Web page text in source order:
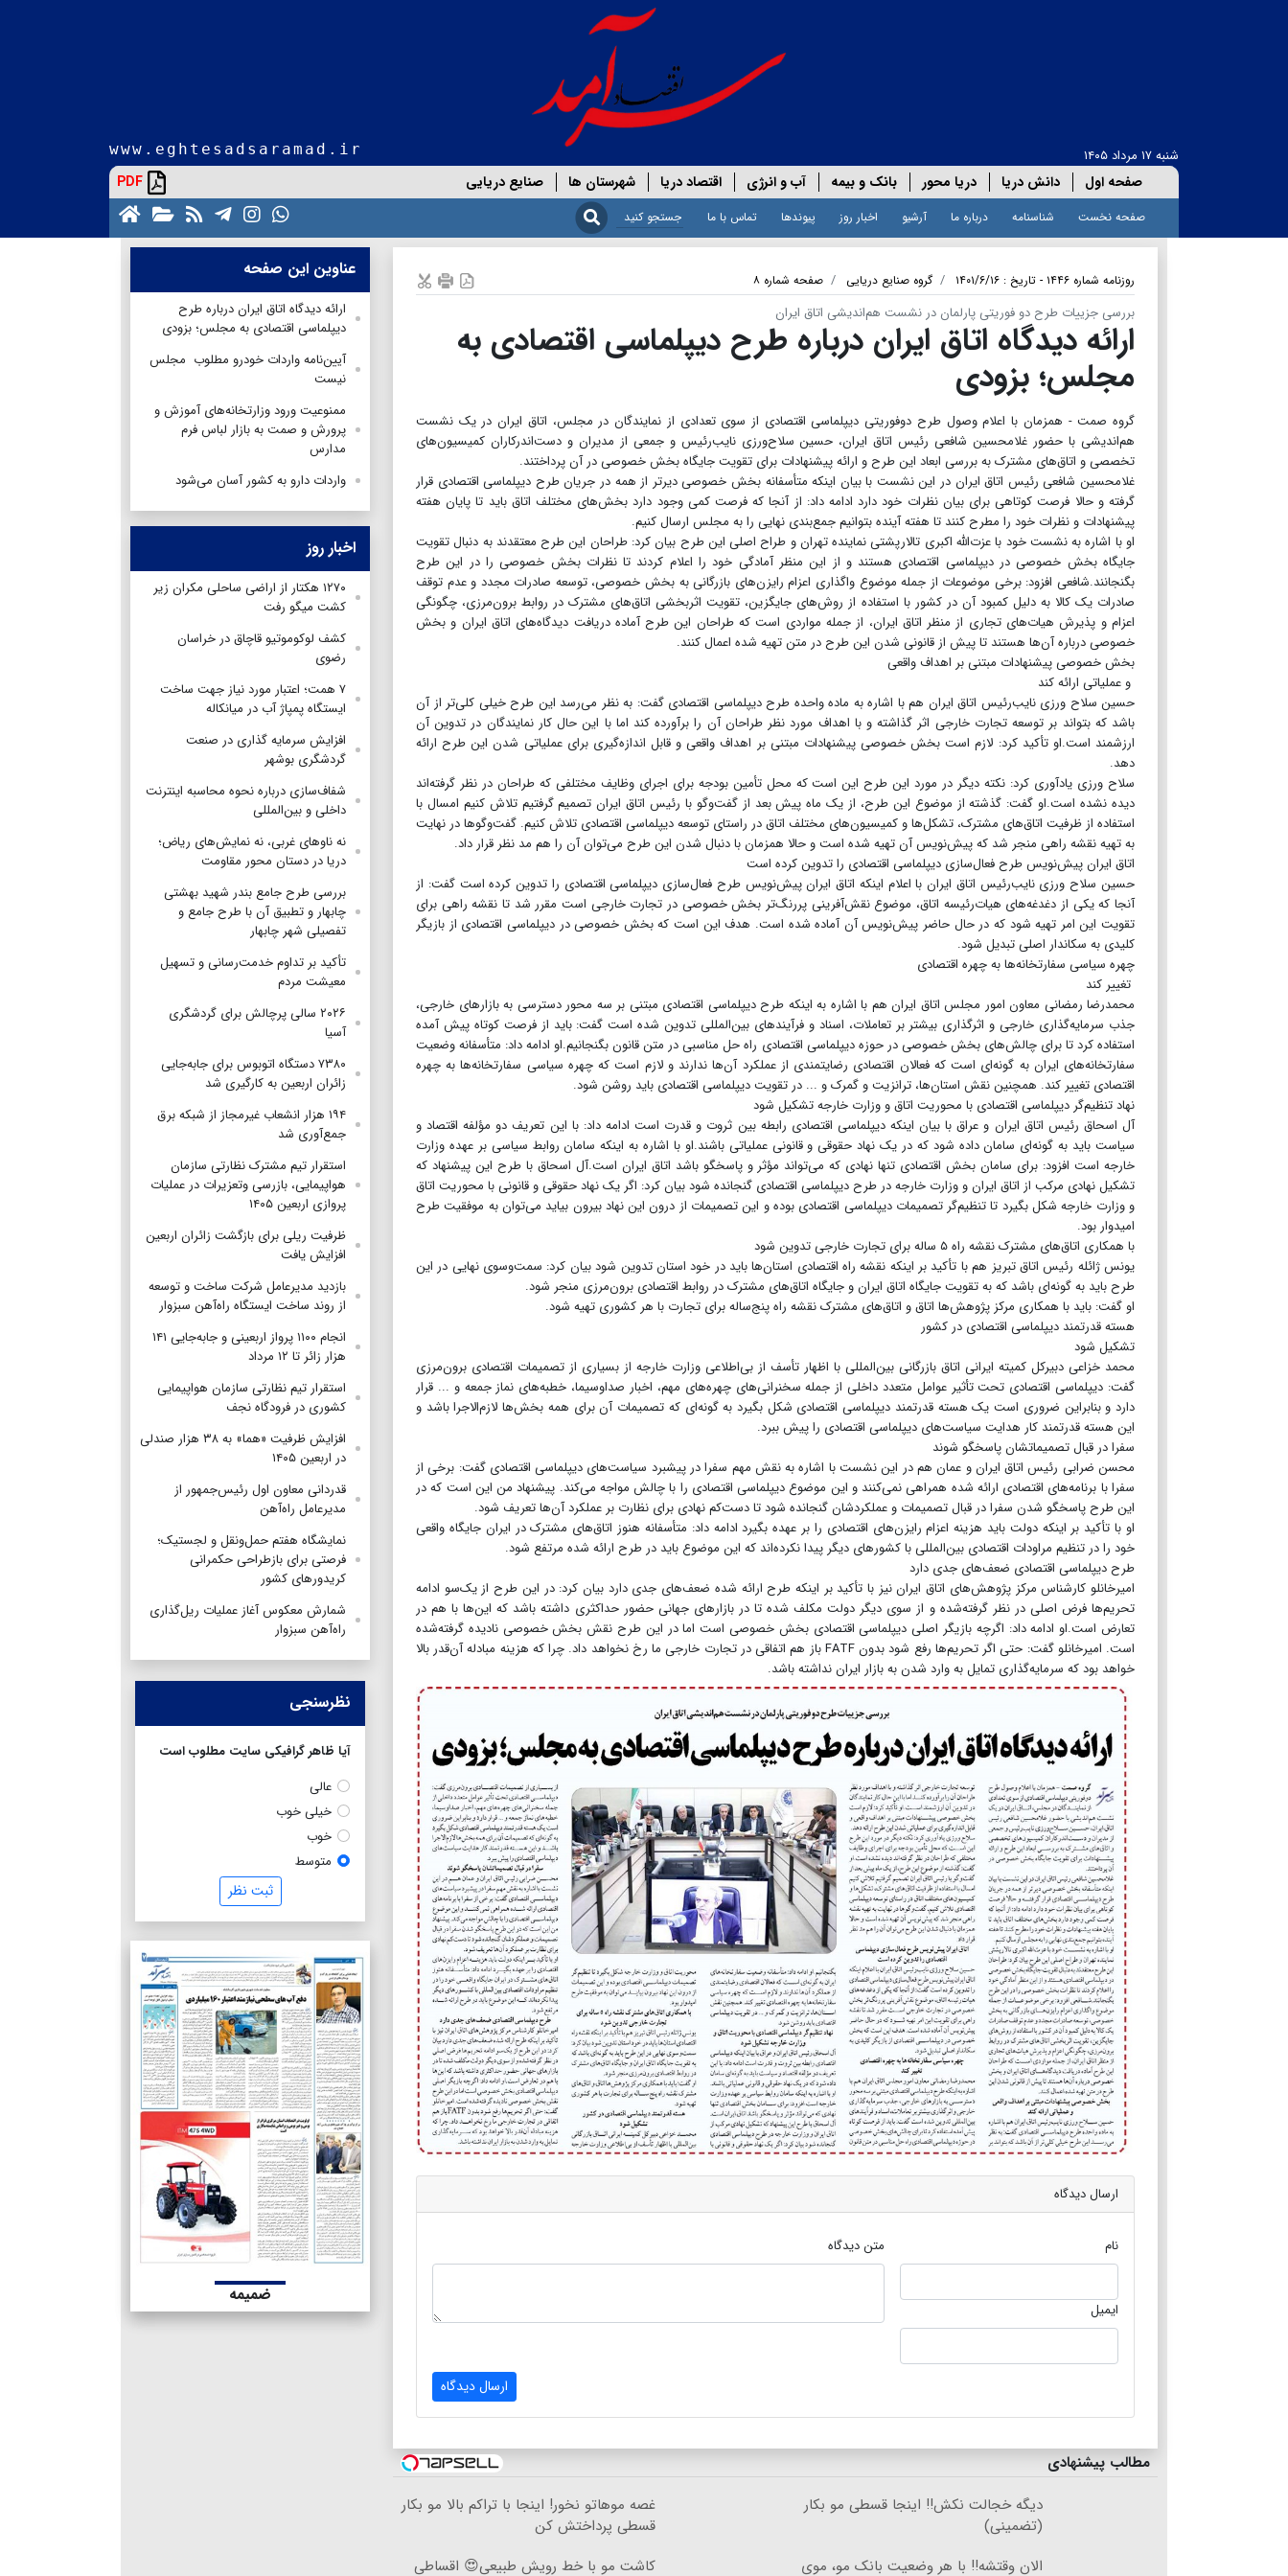
شنبه ۱۷ مرداد ۱۴۰۵ www.eghtesadsaramad.ir
صفحه اول دانش دریا دریا محور بانک و بیمه آب و انرژی اقتصاد دریا شهرستان ها صنایع دریایی PDF
صفحه نخست شناسنامه درباره ما آرشیو اخبار روز پیوندها تماس با ما
روزنامه شماره ۱۴۴۶ - تاریخ : ۱۴۰۱/۶/۱۶ گروه صنایع دریایی صفحه شماره ۸
بررسی جزییات طرح دو فوریتی پارلمان در نشست هم‌اندیشی اتاق ایران
ارائه دیدگاه اتاق ایران درباره طرح دیپلماسی اقتصادی به
مجلس؛ بزودی
گروه صمت - همزمان با اعلام وصول طرح دوفوریتی دیپلماسی اقتصادی از سوی تعدادی از نمایندگان در مجلس، اتاق ایران در یک نشست
هم‌اندیشی با حضور غلامحسین شافعی رئیس اتاق ایران، حسین سلاح‌ورزی نایب‌رئیس و جمعی از مدیران و دست‌اندرکاران کمیسیون‌های
تخصصی و اتاق‌های مشترک به بررسی ابعاد این طرح و ارائه پیشنهادات برای تقویت جایگاه بخش خصوصی در آن پرداختند.
غلامحسین شافعی رئیس اتاق ایران در این نشست با بیان اینکه متأسفانه بخش خصوصی دیرتر از همه در جریان طرح دیپلماسی اقتصادی قرار
گرفته و حالا فرصت کوتاهی برای بیان نظرات خود دارد ادامه داد: از آنجا که فرصت کمی وجود دارد بخش‌های مختلف اتاق باید تا پایان هفته
پیشنهادات و نظرات خود را مطرح کنند تا هفته آینده بتوانیم جمع‌بندی نهایی را به مجلس ارسال کنیم.
او با اشاره به نشست خود با عزت‌الله اکبری تالارپشتی نماینده تهران و طراح اصلی این طرح بیان کرد: طراحان این طرح معتقدند به دنبال تقویت
جایگاه بخش خصوصی در دیپلماسی اقتصادی هستند و از این منظر آمادگی خود را اعلام کردند تا نظرات بخش خصوصی را در این طرح
بگنجانند.شافعی افزود: برخی موضوعات از جمله موضوع واگذاری اعزام رایزن‌های بازرگانی به بخش خصوصی، توسعه صادرات مجدد و عدم توقف
صادرات یک کالا به دلیل کمبود آن در کشور با استفاده از روش‌های جایگزین، تقویت اثربخشی اتاق‌های مشترک در روابط برون‌مرزی، چگونگی
اعزام و پذیرش هیات‌های تجاری از منظر اتاق ایران، از جمله مواردی است که طراحان این طرح آماده دریافت دیدگاه‌های اتاق ایران و بخش
خصوصی درباره آن‌ها هستند تا پیش از قانونی شدن این طرح در متن تهیه شده اعمال کنند.
بخش خصوصی پیشنهادات مبتنی بر اهداف واقعی
و عملیاتی ارائه کند
حسین سلاح ورزی نایب‌رئیس اتاق ایران هم با اشاره به ماده واحده طرح دیپلماسی اقتصادی گفت: به نظر می‌رسد این طرح خیلی کلی‌تر از آن
باشد که بتواند بر توسعه تجارت خارجی اثر گذاشته و با اهداف مورد نظر طراحان آن را برآورده کند اما با این حال کار نمایندگان در تدوین آن
ارزشمند است.او تأکید کرد: لازم است بخش خصوصی پیشنهادات مبتنی بر اهداف واقعی و قابل اندازه‌گیری برای عملیاتی شدن این طرح ارائه
دهد.
سلاح ورزی یادآوری کرد: نکته دیگر در مورد این طرح این است که محل تأمین بودجه برای اجرای وظایف مختلفی که طراحان در نظر گرفته‌اند
دیده نشده است.او گفت: گذشته از موضوع این طرح، از یک ماه پیش بعد از گفت‌وگو با رئیس اتاق ایران تصمیم گرفتیم تلاش کنیم امسال با
استفاده از ظرفیت اتاق‌های مشترک، تشکل‌ها و کمیسیون‌های مختلف اتاق در راستای توسعه دیپلماسی اقتصادی تلاش کنیم. گفت‌وگوها در نهایت
به تهیه نقشه راهی منجر شد که پیش‌نویس آن تهیه شده است و حالا همزمان با دنبال شدن این طرح می‌توان آن را هم مد نظر قرار داد.
اتاق ایران پیش‌نویس طرح فعال‌سازی دیپلماسی اقتصادی را تدوین کرده است
حسین سلاح ورزی نایب‌رئیس اتاق ایران با اعلام اینکه اتاق ایران پیش‌نویس طرح فعال‌سازی دیپلماسی اقتصادی را تدوین کرده است گفت: از
آنجا که یکی از دغدغه‌های هیات‌رئیسه اتاق، موضوع نقش‌آفرینی پررنگ‌تر بخش خصوصی در تجارت خارجی است مقرر شد تا نقشه راهی برای
تقویت این امر تهیه شود که در حال حاضر پیش‌نویس آن آماده شده است. هدف این است که بخش خصوصی در دیپلماسی اقتصادی از بازیگر
کلیدی به سکاندار اصلی تبدیل شود.
چهره سیاسی سفارتخانه‌ها به چهره اقتصادی
تغییر کند
محمدرضا رمضانی معاون امور مجلس اتاق ایران هم با اشاره به اینکه طرح دیپلماسی اقتصادی مبتنی بر سه محور دسترسی به بازارهای خارجی،
جذب سرمایه‌گذاری خارجی و اثرگذاری بیشتر بر تعاملات، اسناد و فرآیندهای بین‌المللی تدوین شده است گفت: باید از فرصت کوتاه پیش آمده
استفاده کرد تا برای چالش‌های بخش خصوصی در حوزه دیپلماسی اقتصادی راه حل مناسبی در متن قانون بگنجانیم.او ادامه داد: متأسفانه وضعیت
سفارتخانه‌های ایران به گونه‌ای است که فعالان اقتصادی رضایتمندی از عملکرد آن‌ها ندارند و لازم است که چهره سیاسی سفارتخانه‌ها به چهره
اقتصادی تغییر کند. همچنین نقش استان‌ها، ترانزیت و گمرک و ... در تقویت دیپلماسی اقتصادی باید روشن شود.
نهاد تنظیم‌گر دیپلماسی اقتصادی با محوریت اتاق و وزارت خارجه تشکیل شود
آل اسحاق رئیس اتاق ایران و عراق با بیان اینکه دیپلماسی اقتصادی رابطه بین ثروت و قدرت است ادامه داد: با این تعریف دو مؤلفه اقتصاد و
سیاست باید به گونه‌ای سامان داده شود که در یک نهاد حقوقی و قانونی عملیاتی باشند.او با اشاره به اینکه سامان روابط سیاسی بر عهده وزارت
خارجه است افزود: برای سامان بخش اقتصادی تنها نهادی که می‌تواند مؤثر و پاسخگو باشد اتاق ایران است.آل اسحاق با طرح این پیشنهاد که
تشکیل نهادی مرکب از اتاق ایران و وزارت خارجه در طرح دیپلماسی اقتصادی گنجانده شود بیان کرد: اگر یک نهاد حقوقی و قانونی با محوریت اتاق
و وزارت خارجه شکل بگیرد تا تنظیم‌گر تصمیمات دیپلماسی اقتصادی بوده و این تصمیمات از درون این نهاد بیرون بیاید می‌توان به موفقیت طرح
امیدوار بود.
با همکاری اتاق‌های مشترک نقشه راه ۵ ساله برای تجارت خارجی تدوین شود
یونس ژائله رئیس اتاق تبریز هم با تأکید بر اینکه نقشه راه اقتصادی استان‌ها باید در خود استان تدوین شود بیان کرد: سمت‌وسوی نهایی در این
طرح باید به گونه‌ای باشد که به تقویت جایگاه اتاق ایران و جایگاه اتاق‌های مشترک در روابط اقتصادی برون‌مرزی منجر شود.
او گفت: باید با همکاری مرکز پژوهش‌ها اتاق و اتاق‌های مشترک نقشه راه پنج‌ساله برای تجارت با هر کشوری تهیه شود.
هسته قدرتمند دیپلماسی اقتصادی در کشور
تشکیل شود
محمد خزاعی دبیرکل کمیته ایرانی اتاق بازرگانی بین‌المللی با اظهار تأسف از بی‌اطلاعی وزارت خارجه از بسیاری از تصمیمات اقتصادی برون‌مرزی
گفت: دیپلماسی اقتصادی تحت تأثیر عوامل متعدد داخلی از جمله سخنرانی‌های چهره‌های مهم، اخبار صداوسیما، خطبه‌های نماز جمعه و ... قرار
دارد و بنابراین ضروری است یک هسته قدرتمند دیپلماسی اقتصادی شکل بگیرد به گونه‌ای که تصمیمات آن برای همه بخش‌ها لازم‌الاجرا باشد و
این هسته قدرتمند کار هدایت سیاست‌های دیپلماسی اقتصادی را پیش ببرد.
سفرا در قبال تصمیماتشان پاسخگو شوند
محسن ضرابی رئیس اتاق ایران و عمان هم در این نشست با اشاره به نقش مهم سفرا در پیشبرد سیاست‌های دیپلماسی اقتصادی گفت: برخی از
سفرا با برنامه‌های اقتصادی ارائه شده همراهی نمی‌کنند و این موضوع دیپلماسی اقتصادی را با چالش مواجه می‌کند. پیشنهاد من این است که در
این طرح پاسخگو شدن سفرا در قبال تصمیمات و عملکردشان گنجانده شود تا دست‌کم نهادی برای نظارت بر عملکرد آن‌ها تعریف شود.
او با تأکید بر اینکه دولت باید هزینه اعزام رایزن‌های اقتصادی را بر عهده بگیرد ادامه داد: متأسفانه هنوز اتاق‌های مشترک در ایران جایگاه واقعی
خود را در تنظیم مراودات اقتصادی بین‌المللی با کشورهای دیگر پیدا نکرده‌اند که این موضوع باید در طرح ارائه شده مرتفع شود.
طرح دیپلماسی اقتصادی ضعف‌های جدی دارد
امیرخانلو کارشناس مرکز پژوهش‌های اتاق ایران نیز با تأکید بر اینکه طرح ارائه شده ضعف‌های جدی دارد بیان کرد: در این طرح از یک‌سو ادامه
تحریم‌ها فرض اصلی در نظر گرفته‌شده و از سوی دیگر دولت مکلف شده تا در بازارهای جهانی حضور حداکثری داشته باشد که این‌ها با هم در
تعارض است.او ادامه داد: اگرچه بازیگر اصلی دیپلماسی اقتصادی بخش خصوصی است اما در این طرح نقش بخش خصوصی نادیده گرفته‌شده
است. امیرخانلو گفت: حتی اگر تحریم‌ها رفع شود بدون FATF باز هم اتفاقی در تجارت خارجی ما رخ نخواهد داد. چرا که هزینه مبادله آن‌قدر بالا
خواهد بود که سرمایه‌گذاری تمایل به وارد شدن به بازار ایران نداشته باشد.
ارسال دیدگاه
نام
ایمیل
متن دیدگاه
ارسال دیدگاه
مطالب پیشنهادی
دیگه خجالت نکش‼️ اینجا قسطی مو بکار
(تضمینی)
غصه موهاتو نخور! اینجا با تراکم بالا مو بکار
قسطی پرداختش کن
الان وقتشه‼️ با هر وضعیت بانک مو، موی
کاشت مو با خط رویش طبیعی😍 اقساطی
عناوین این صفحه
ارائه دیدگاه اتاق ایران درباره طرح
دیپلماسی اقتصادی به مجلس؛ بزودی
آیین‌نامه واردات خودرو مطلوب مجلس
نیست
ممنوعیت ورود وزارتخانه‌های آموزش و
پرورش و صمت به بازار لباس فرم
مدارس
واردات دارو به کشور آسان می‌شود
اخبار روز
۱۲۷۰ هکتار از اراضی ساحلی مکران زیر
کشت میگو رفت
کشف لوکوموتیو قاچاق در خراسان
رضوی
۷ همت؛ اعتبار مورد نیاز جهت ساخت
ایستگاه پمپاژ آب در میانکاله
افزایش سرمایه گذاری در صنعت
گردشگری بوشهر
شفاف‌سازی درباره نحوه محاسبه اینترنت
داخلی و بین‌المللی
نه ناوهای غربی، نه نمایش‌های ریاض؛
دریا در دستان محور مقاومت
بررسی طرح جامع بندر شهید بهشتی
چابهار و تطبیق آن با طرح جامع و
تفصیلی شهر چابهار
تأکید بر تداوم خدمت‌رسانی و تسهیل
معیشت مردم
۲۰۲۶ سالی پرچالش برای گردشگری
آسیا
۷۳۸۰ دستگاه اتوبوس برای جابه‌جایی
زائران اربعین به‌ کارگیری شد
۱۹۴ هزار انشعاب غیرمجاز از شبکه برق
جمع‌آوری شد
استقرار تیم مشترک نظارتی سازمان
هواپیمایی، بازرسی وتعزیرات در عملیات
پروازی اربعین ۱۴۰۵
ظرفیت ریلی برای بازگشت زائران اربعین
افزایش یافت
بازدید مدیرعامل شرکت ساخت و توسعه
از روند ساخت ایستگاه راه‌آهن سبزوار
انجام ۱۱۰۰ پرواز اربعینی و جابه‌جایی ۱۴۱
هزار زائر تا ۱۲ مرداد
استقرار تیم‌ نظارتی سازمان هواپیمایی
کشوری در فرودگاه نجف
افزایش ظرفیت «هما» به ۳۸ هزار صندلی
در اربعین ۱۴۰۵
قدردانی معاون اول رئیس‌جمهور از
مدیرعامل راه‌آهن
نمایشگاه هفتم حمل‌ونقل و لجستیک؛
فرصتی برای بازطراحی حکمرانی
کریدورهای کشور
شمارش معکوس آغاز عملیات ریل‌گذاری
راه‌آهن سبزوار
نظرسنجی
آیا ظاهر گرافیکی سایت مطلوب است
عالی
خیلی خوب
خوب
متوسط
ثبت نظر
ضمیمه